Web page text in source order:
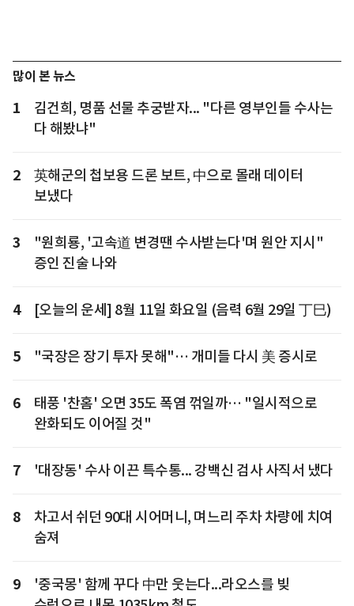
많이 본 뉴스
1
김건희, 명품 선물 추궁받자... "다른 영부인들 수사는
다 해봤냐"
2
英해군의 첩보용 드론 보트, 中으로 몰래 데이터
보냈다
3
"원희룡, '고속道 변경땐 수사받는다'며 원안 지시"
증인 진술 나와
4 [오늘의 운세] 8월 11일 화요일 (음력 6월 29일 丁巳)
5 "국장은 장기 투자 못해"… 개미들 다시 美 증시로
6
태풍 '찬홈' 오면 35도 폭염 꺾일까… "일시적으로
완화되도 이어질 것"
7 '대장동' 수사 이끈 특수통... 강백신 검사 사직서 냈다
8
차고서 쉬던 90대 시어머니, 며느리 주차 차량에 치여
숨져
9
'중국몽' 함께 꾸다 中만 웃는다...라오스를 빚